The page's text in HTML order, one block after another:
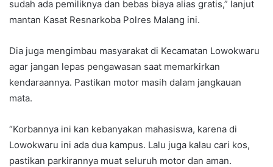
sudah ada pemiliknya dan bebas biaya alias gratis,” lanjut
mantan Kasat Resnarkoba Polres Malang ini.
Dia juga mengimbau masyarakat di Kecamatan Lowokwaru
agar jangan lepas pengawasan saat memarkirkan
kendaraannya. Pastikan motor masih dalam jangkauan
mata.
“Korbannya ini kan kebanyakan mahasiswa, karena di
Lowokwaru ini ada dua kampus. Lalu juga kalau cari kos,
pastikan parkirannya muat seluruh motor dan aman.